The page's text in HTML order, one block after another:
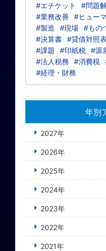
#エチケット
#問題
#業務改善 #ヒュー
#製造
#現場 #もの
#決算書 #貸借対照
#課題
#印紙税 #源
#法人税務
#消費税
#経理・財務
年別
2027年
2026年
2025年
2024年
2023年
2022年
2021年